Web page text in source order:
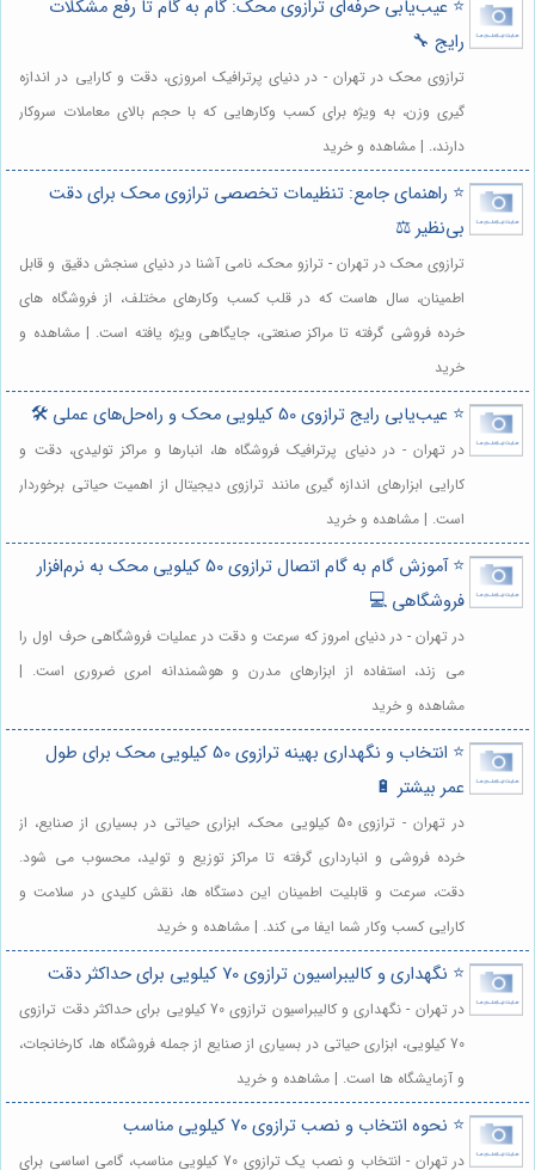
⭐️ عیب‌یابی حرفه‌ای ترازوی محک: گام به گام تا رفع مشکلات
رایج 🔧
ترازوی محک در تهران - در دنیای پرترافیک امروزی، دقت و کارایی در اندازه
گیری وزن، به ویژه برای کسب وکارهایی که با حجم بالای معاملات سروکار
دارند،. | مشاهده و خرید
⭐️ راهنمای جامع: تنظیمات تخصصی ترازوی محک برای دقت
بی‌نظیر ⚖️
ترازوی محک در تهران - ترازو محک، نامی آشنا در دنیای سنجش دقیق و قابل
اطمینان، سال هاست که در قلب کسب وکارهای مختلف، از فروشگاه های
خرده فروشی گرفته تا مراکز صنعتی، جایگاهی ویژه یافته است. | مشاهده و
خرید
⭐️ عیب‌یابی رایج ترازوی 50 کیلویی محک و راه‌حل‌های عملی 🛠️
در تهران - در دنیای پرترافیک فروشگاه ها، انبارها و مراکز تولیدی، دقت و
کارایی ابزارهای اندازه گیری مانند ترازوی دیجیتال از اهمیت حیاتی برخوردار
است. | مشاهده و خرید
⭐️ آموزش گام به گام اتصال ترازوی 50 کیلویی محک به نرم‌افزار
فروشگاهی 💻
در تهران - در دنیای امروز که سرعت و دقت در عملیات فروشگاهی حرف اول را
می زند، استفاده از ابزارهای مدرن و هوشمندانه امری ضروری است. |
مشاهده و خرید
⭐️ انتخاب و نگهداری بهینه ترازوی 50 کیلویی محک برای طول
عمر بیشتر 🔋
در تهران - ترازوی 50 کیلویی محک، ابزاری حیاتی در بسیاری از صنایع، از
خرده فروشی و انبارداری گرفته تا مراکز توزیع و تولید، محسوب می شود.
دقت، سرعت و قابلیت اطمینان این دستگاه ها، نقش کلیدی در سلامت و
کارایی کسب وکار شما ایفا می کند. | مشاهده و خرید
⭐️ نگهداری و کالیبراسیون ترازوی 70 کیلویی برای حداکثر دقت
در تهران - نگهداری و کالیبراسیون ترازوی 70 کیلویی برای حداکثر دقت ترازوی
70 کیلویی، ابزاری حیاتی در بسیاری از صنایع از جمله فروشگاه ها، کارخانجات،
و آزمایشگاه ها است. | مشاهده و خرید
⭐️ نحوه انتخاب و نصب ترازوی 70 کیلویی مناسب
در تهران - انتخاب و نصب یک ترازوی 70 کیلویی مناسب، گامی اساسی برای